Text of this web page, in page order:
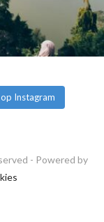
Instagram
- Powered by